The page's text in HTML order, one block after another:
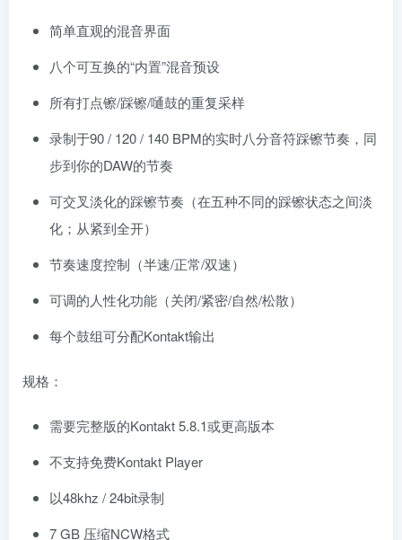
简单直观的混音界面
八个可互换的“内置”混音预设
所有打点镲/踩镲/嗵鼓的重复采样
录制于90 / 120 / 140 BPM的实时八分音符踩镲节奏，同
步到你的DAW的节奏
可交叉淡化的踩镲节奏（在五种不同的踩镲状态之间淡
化；从紧到全开）
节奏速度控制（半速/正常/双速）
可调的人性化功能（关闭/紧密/自然/松散）
每个鼓组可分配Kontakt输出
规格：
需要完整版的Kontakt 5.8.1或更高版本
不支持免费Kontakt Player
以48khz / 24bit录制
7 GB 压缩NCW格式